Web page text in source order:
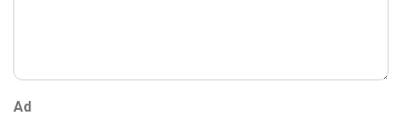
Ad